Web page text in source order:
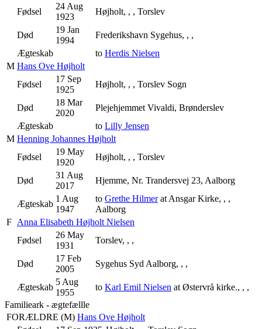
Fødsel
24 Aug
1923
Højholt, , , Torslev
Død
19 Jan
1994
Frederikshavn Sygehus, , ,
Ægteskab
to Herdis Nielsen
M Hans Ove Højholt
Fødsel
17 Sep
1925
Højholt, , , Torslev Sogn
Død
18 Mar
2020
Plejehjemmet Vivaldi, Brønderslev
Ægteskab
to Lilly Jensen
M Henning Johannes Højholt
Fødsel
19 May
1920
Højholt, , , Torslev
Død
31 Aug
2017
Hjemme, Nr. Trandersvej 23, Aalborg
Ægteskab
1 Aug
1947
to Grethe Hilmer at Ansgar Kirke, , ,
Aalborg
F Anna Elisabeth Højholt Nielsen
Fødsel
26 May
1931
Torslev, , ,
Død
17 Feb
2005
Sygehus Syd Aalborg, , ,
Ægteskab
5 Aug
1955
to Karl Emil Nielsen at Østervrå kirke., , ,
Familieark - ægtefællle
FORÆLDRE (M) Hans Ove Højholt